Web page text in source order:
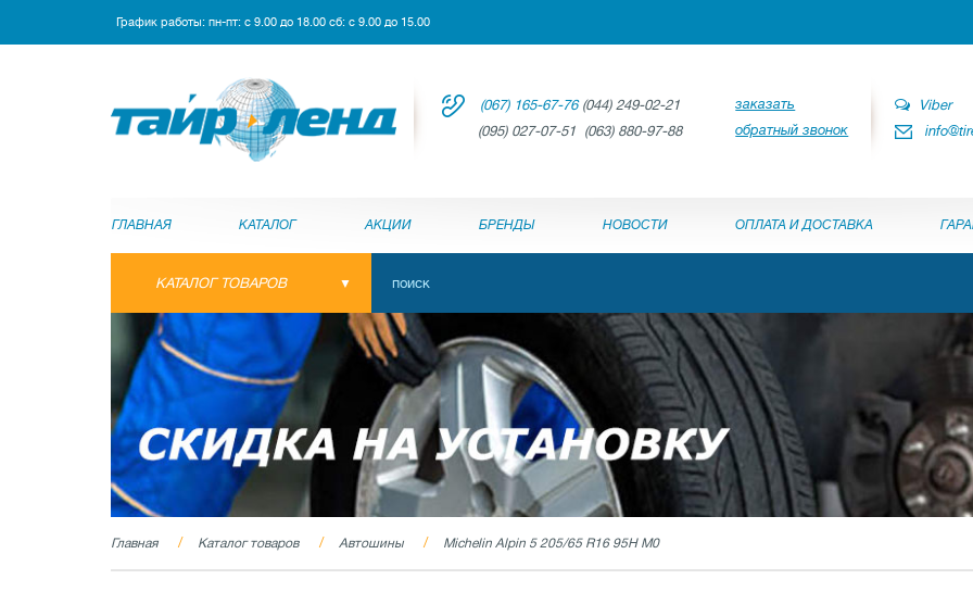
График работы: пн-пт: с 9.00 до 18.00 сб: с 9.00 до 15.00
(067) 165-67-76(044) 249-02-21
(095) 027-07-51 (063) 880-97-88
заказать
обратный звонок
Viber
ГЛАВНАЯ КАТАЛОГ АКЦИИ БРЕНДЫ НОВОСТИ ОПЛАТА И ДОСТАВКА
КАТАЛОГ ТОВАРОВ
Главная Каталог товаров Автошины Michelin Alpin 5 205/65 R16 95H M0